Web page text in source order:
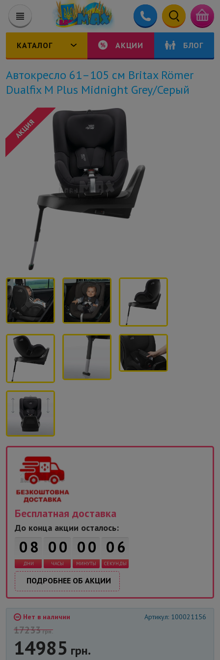
КАТАЛОГ АКЦИИ БЛОГ
Автокресло 61–105 см Britax Römer
Dualfix M Plus Midnight Grey/Серый
Бесплатная доставка
До конца акции осталось:
0 8
ДНИ
00
ЧАСЫ
00
МИНУТЫ
0 6
СЕКУНДЫ
ПОДРОБНЕЕ ОБ АКЦИИ
Нет в наличии Артикул: 100021156
17233грн.
14985 грн.